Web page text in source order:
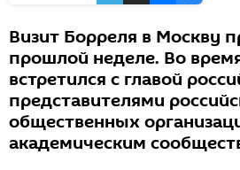
Визит Борреля в Москву
прошлой неделе. Во
встретился с главой
представителями
общественных
академическим